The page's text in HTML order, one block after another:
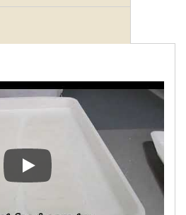
Har Gau Sarma Makinesi